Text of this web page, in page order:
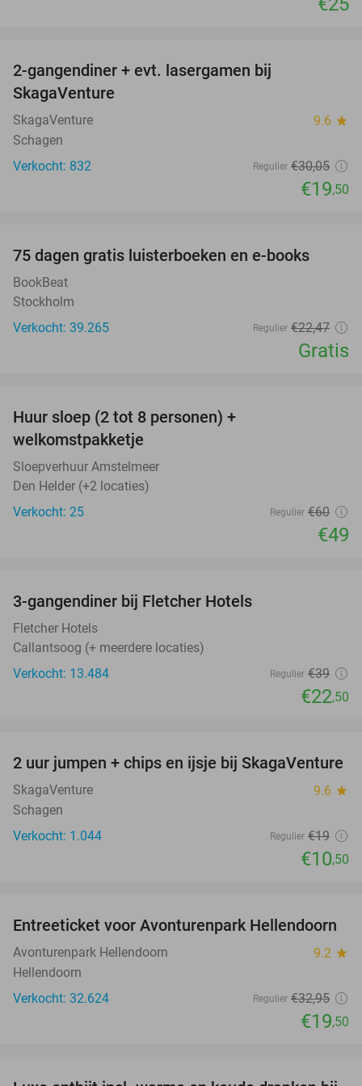
2-gangendiner + evt. lasergamen bij
SkagaVenture
SkagaVenture 9.6 star
Schagen
Verkocht: 832
Regulier €30,05
€19,50
75 dagen gratis luisterboeken en e-books
BookBeat
Stockholm
Verkocht: 39.265
Regulier €22,47
Gratis
Huur sloep (2 tot 8 personen) +
welkomstpakketje
Sloepverhuur Amstelmeer
Den Helder (+2 locaties)
Verkocht: 25
Regulier €60
€49
3-gangendiner bij Fletcher Hotels
Fletcher Hotels
Callantsoog (+ meerdere locaties)
Verkocht: 13.484
Regulier €39
€22,50
45%
2 uur jumpen + chips en ijsje bij SkagaVenture
SkagaVenture 9.6 star
Schagen
Verkocht: 1.044
Regulier €19
€10,50
41%
Entreeticket voor Avonturenpark Hellendoorn
Avonturenpark Hellendoorn 9.2 star
Hellendoorn
Verkocht: 32.624
Regulier €32,95
€19,50